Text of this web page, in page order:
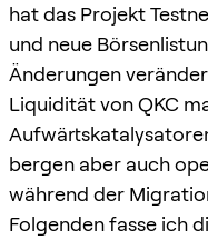
hat das Projekt
und neue
Änderungen
Liquidität von QKC
bergen aber auch
während der
Folgenden fasse ich